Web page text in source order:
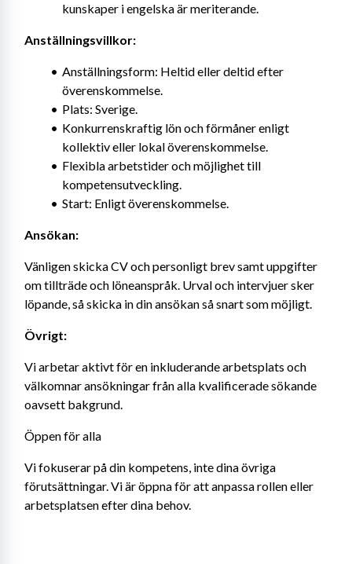
kunskaper i engelska är meriterande.
Anställningsvillkor:
Anställningsform: Heltid eller deltid efter
överenskommelse.
Plats: Sverige.
Konkurrenskraftig lön och förmåner enligt
kollektiv eller lokal överenskommelse.
Flexibla arbetstider och möjlighet till
kompetensutveckling.
Start: Enligt överenskommelse.
Ansökan:
Vänligen skicka CV och personligt brev samt uppgifter
om tillträde och löneanspråk. Urval och intervjuer sker
löpande, så skicka in din ansökan så snart som möjligt.
Övrigt:
Vi arbetar aktivt för en inkluderande arbetsplats och
välkomnar ansökningar från alla kvalificerade sökande
oavsett bakgrund.
Öppen för alla
Vi fokuserar på din kompetens, inte dina övriga
förutsättningar. Vi är öppna för att anpassa rollen eller
arbetsplatsen efter dina behov.